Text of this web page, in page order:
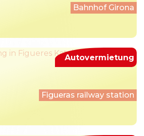
Bahnhof Girona
Figueras railway station
Autovermietung